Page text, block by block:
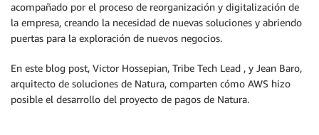
acompañado por el proceso de reorganización y digitalización de
la empresa, creando la necesidad de nuevas soluciones y abriendo
puertas para la exploración de nuevos negocios.
En este blog post, Victor Hossepian, Tribe Tech Lead , y Jean Baro,
arquitecto de soluciones de Natura, comparten cómo AWS hizo
posible el desarrollo del proyecto de pagos de Natura.